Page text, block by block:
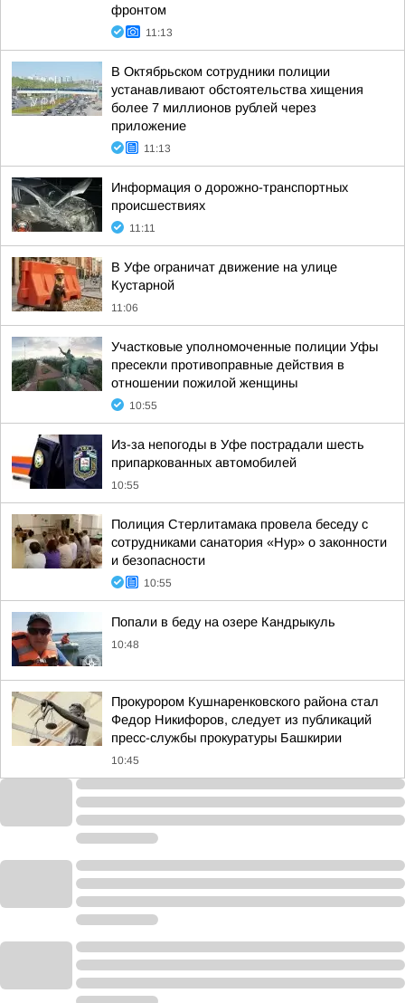
фронтом
11:13
В Октябрьском сотрудники полиции
устанавливают обстоятельства хищения
более 7 миллионов рублей через
приложение
11:13
Информация о дорожно-транспортных
происшествиях
11:11
В Уфе ограничат движение на улице
Кустарной
11:06
Участковые уполномоченные полиции Уфы
пресекли противоправные действия в
отношении пожилой женщины
10:55
Из-за непогоды в Уфе пострадали шесть
припаркованных автомобилей
10:55
Полиция Стерлитамака провела беседу с
сотрудниками санатория «Нур» о законности
и безопасности
10:55
Попали в беду на озере Кандрыкуль
10:48
Прокурором Кушнаренковского района стал
Федор Никифоров, следует из публикаций
пресс-службы прокуратуры Башкирии
10:45